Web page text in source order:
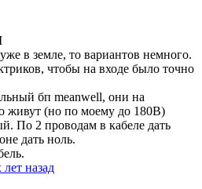
в земле, то вариантов немного.
чтобы на входе было точно
бп meanwell, они на
живут (но по моему до 180В)
По 2 проводам в кабеле дать
дать ноль.
лет назад